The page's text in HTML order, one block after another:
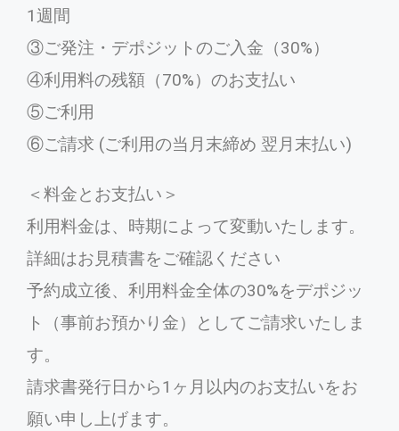
1週間
③ご発注・デポジットのご入金（30%）
④利用料の残額（70%）のお支払い
⑤ご利用
⑥ご請求 (ご利用の当月末締め 翌月末払い)
＜料金とお支払い＞
利用料金は、時期によって変動いたします。
詳細はお見積書をご確認ください
予約成立後、利用料金全体の30%をデポジッ
ト（事前お預かり金）としてご請求いたしま
す。
請求書発行日から1ヶ月以内のお支払いをお
願い申し上げます。